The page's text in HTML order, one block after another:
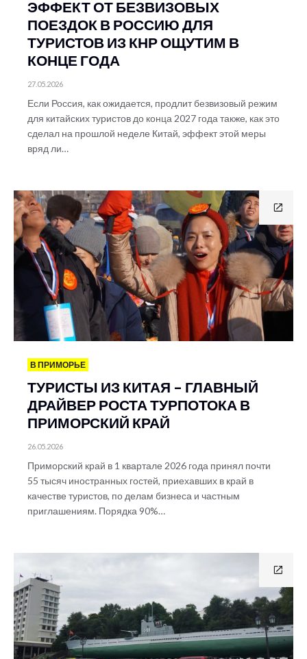
ЭФФЕКТ ОТ БЕЗВИЗОВЫХ
ПОЕЗДОК В РОССИЮ ДЛЯ
ТУРИСТОВ ИЗ КНР ОЩУТИМ В
КОНЦЕ ГОДА
27.05.2026
Если Россия, как ожидается, продлит безвизовый режим
для китайских туристов до конца 2027 года также, как это
сделал на прошлой неделе Китай, эффект этой меры
вряд ли…
В ПРИМОРЬЕ
ТУРИСТЫ ИЗ КИТАЯ – ГЛАВНЫЙ
ДРАЙВЕР РОСТА ТУРПОТОКА В
ПРИМОРСКИЙ КРАЙ
26.05.2026
Приморский край в 1 квартале 2026 года принял почти
55 тысяч иностранных гостей, приехавших в край в
качестве туристов, по делам бизнеса и частным
приглашениям. Порядка 90%…